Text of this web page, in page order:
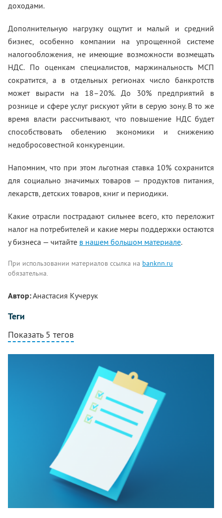
доходами.
Дополнительную нагрузку ощутит и малый и средний
бизнес, особенно компании на упрощенной системе
налогообложения, не имеющие возможности возмещать
НДС. По оценкам специалистов, маржинальность МСП
сократится, а в отдельных регионах число банкротств
может вырасти на 18–20%. До 30% предприятий в
рознице и сфере услуг рискуют уйти в серую зону. В то же
время власти рассчитывают, что повышение НДС будет
способствовать обелению экономики и снижению
недобросовестной конкуренции.
Напомним, что при этом льготная ставка 10% сохранится
для социально значимых товаров — продуктов питания,
лекарств, детских товаров, книг и периодики.
Какие отрасли пострадают сильнее всего, кто переложит
налог на потребителей и какие меры поддержки остаются
у бизнеса — читайте в нашем большом материале.
При использовании материалов ссылка на banknn.ru
обязательна.
Автор:Анастасия Кучерук
Теги
Показать 5 тегов
Написать